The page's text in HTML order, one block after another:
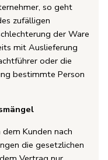
so geht
zufälligen
der Ware
mit Auslieferung
oder die
bestimmte Person
Kunden nach
die gesetzlichen